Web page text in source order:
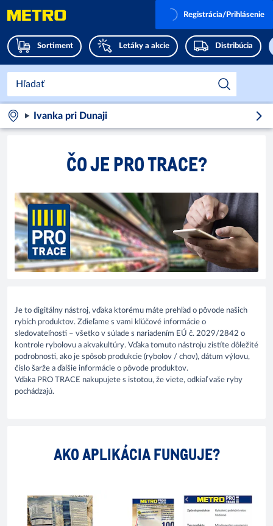
Sortiment Letáky a akcie Distribúcia
Registrácia/Prihlásenie
Ivanka pri Dunaji
ČO JE PRO TRACE?
Je to digitálny nástroj, vďaka ktorému máte prehľad o pôvode našich
rybích produktov. Zdieľame s vami kľúčové informácie o
sledovateľnosti – všetko v súlade s nariadením EÚ č. 2029/2842 o
kontrole rybolovu a akvakultúry. Vďaka tomuto nástroju zistíte dôležité
podrobnosti, ako je spôsob produkcie (rybolov / chov), dátum výlovu,
číslo šarže a ďalšie informácie o pôvode produktov.
Vďaka PRO TRACE nakupujete s istotou, že viete, odkiaľ vaše ryby
pochádzajú.
AKO APLIKÁCIA FUNGUJE?